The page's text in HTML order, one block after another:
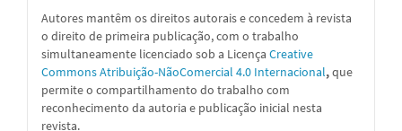
Autores mantêm os direitos autorais e concedem à revista
o direito de primeira publicação, com o trabalho
simultaneamente licenciado sob a Licença Creative
Commons Atribuição-NãoComercial 4.0 Internacional,que
permite o compartilhamento do trabalho com
reconhecimento da autoria e publicação inicial nesta
revista.